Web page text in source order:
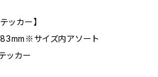
ッカー】
サイズ内アソート
ッカー